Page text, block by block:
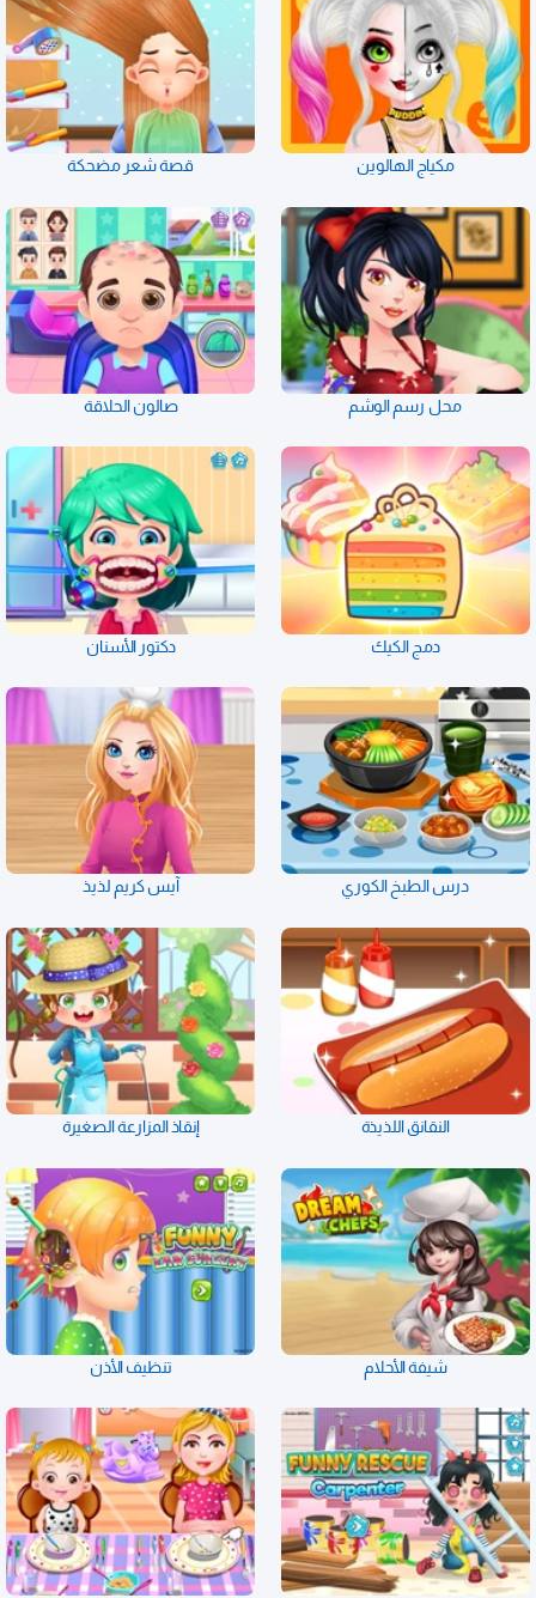
مكياج الهالوين قصة شعر مضحكة
محل رسم الوشم صالون الحلاقة
دمج الكيك دكتور الأسنان
درس الطبخ الكوري آيس كريم لذيذ
النقانق اللذيذة إنقاذ المزارعة الصغيرة
شيفة الأحلام تنظيف الأذن